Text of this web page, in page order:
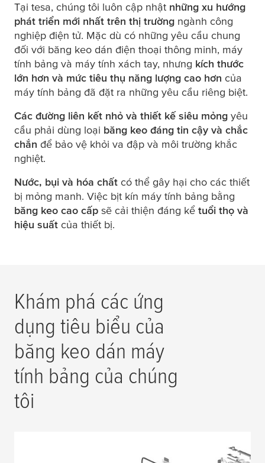
Tại tesa, chúng tôi luôn cập nhật những xu hướng
phát triển mới nhất trên thị trường ngành công
nghiệp điện tử. Mặc dù có những yêu cầu chung
đối với băng keo dán điện thoại thông minh, máy
tính bảng và máy tính xách tay, nhưng kích thước
lớn hơn và mức tiêu thụ năng lượng cao hơn của
máy tính bảng đã đặt ra những yêu cầu riêng biệt.
Các đường liên kết nhỏ và thiết kế siêu mỏng yêu
cầu phải dùng loại băng keo đáng tin cậy và chắc
chắn để bảo vệ khỏi va đập và môi trường khắc
nghiệt.
Nước, bụi và hóa chất có thể gây hại cho các thiết
bị mỏng manh. Việc bịt kín máy tính bảng bằng
băng keo cao cấp sẽ cải thiện đáng kể tuổi thọ và
hiệu suất của thiết bị.
Khám phá các ứng
dụng tiêu biểu của
băng keo dán máy
tính bảng của chúng
tôi